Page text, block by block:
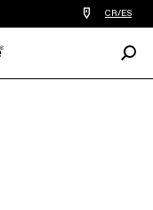
Encontrar
tiedas
bicicletas
de
CR/ES